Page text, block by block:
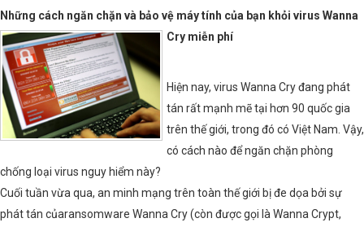
Những cách ngăn chặn và bảo vệ máy tính của bạn khỏi virus Wanna
Cry miễn phí
Hiện nay, virus Wanna Cry đang phát
tán rất mạnh mẽ tại hơn 90 quốc gia
trên thế giới, trong đó có Việt Nam. Vậy,
có cách nào để ngăn chặn phòng
chống loại virus nguy hiểm này?
Cuối tuần vừa qua, an minh mạng trên toàn thế giới bị đe dọa bởi sự
phát tán củaransomware Wanna Cry (còn được gọi là Wanna Crypt,